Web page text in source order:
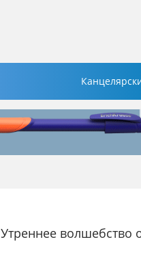
Утреннее волшебство